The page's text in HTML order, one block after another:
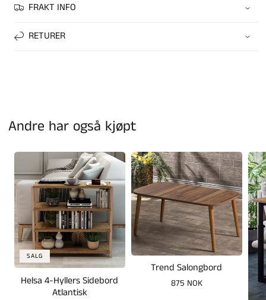
FRAKT INFO
RETURER
Andre har også kjøpt
SALG
Helsa 4-Hyllers Sidebord
Atlantisk
Trend Salongbord
Vanlig
875 NOK